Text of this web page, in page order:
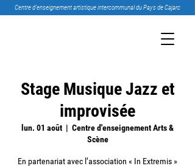
Centre d’enseignement artistique intercommunal du Pays de Cajarc
Stage Musique Jazz et
improvisée
lun. 01 août
  |
Centre d'enseignement Arts &
Scène
En partenariat avec l’association « In Extremis »